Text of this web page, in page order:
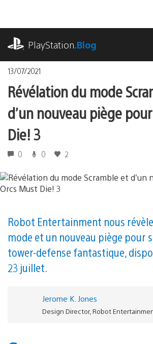
contenu
PlayStation.Blog
13/07/2021
Révélation du mode
d’un nouveau piège
Die! 3
0 0 2
Robot Entertainment nous
mode et un nouveau piège pour
tower-defense fantastique,
23 juillet.
Jerome K. Jones
Design Director, Robot